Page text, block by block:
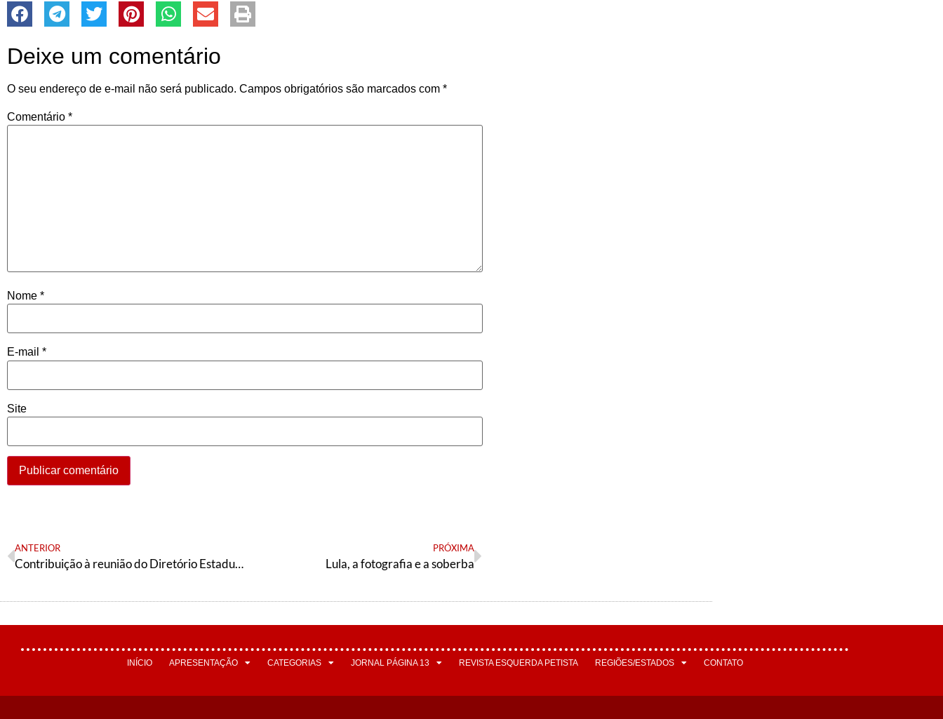
Deixe um comentário
O seu endereço de e-mail não será publicado. Campos obrigatórios são marcados com *
Comentário *
Nome *
E-mail *
Site
ANTERIOR
Contribuição à reunião do Diretório Estadual do PT São Paulo sobre o tema “Federação”
PRÓXIMA
Lula, a fotografia e a soberba
INÍCIO APRESENTAÇÃO CATEGORIAS JORNAL PÁGINA 13 REVISTA ESQUERDA PETISTA REGIÕES/ESTADOS CONTATO